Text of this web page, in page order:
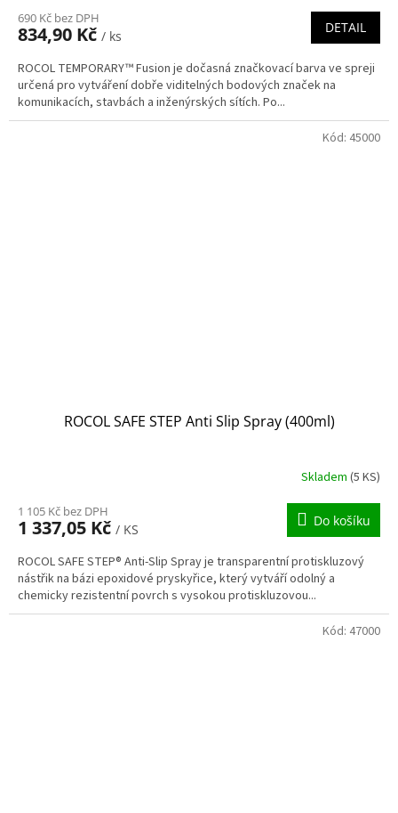
690 Kč bez DPH
834,90 Kč / ks
DETAIL
ROCOL TEMPORARY™ Fusion je dočasná značkovací barva ve spreji
určená pro vytváření dobře viditelných bodových značek na
komunikacích, stavbách a inženýrských sítích. Po...
ROCOL SAFE STEP Anti Slip Spray (400ml)
Skladem (5 KS)
1 105 Kč bez DPH
1 337,05 Kč / KS
Do košíku
ROCOL SAFE STEP® Anti-Slip Spray je transparentní protiskluzový
nástřik na bázi epoxidové pryskyřice, který vytváří odolný a
chemicky rezistentní povrch s vysokou protiskluzovou...
Kód: 45000
Kód: 47000